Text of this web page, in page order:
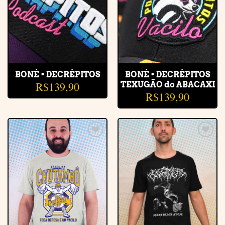
BONÉ • DECRÉPITOS
R$139,90
BONÉ • DECRÉPITOS
TEXUGÃO do ABACAXI
R$139,90
Adicionar
à lista de
desejos
Adicionar
à lista de
desejos